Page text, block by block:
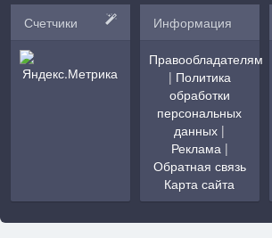
Счетчики Информация
Правообладателям
| Политика
обработки
персональных
данных |
Реклама|
Обратная связь
Карта сайта